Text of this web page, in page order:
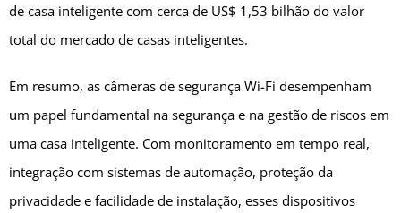
de casa inteligente com cerca de US$ 1,53 bilhão do valor
total do mercado de casas inteligentes.
Em resumo, as câmeras de segurança Wi-Fi desempenham
um papel fundamental na segurança e na gestão de riscos em
uma casa inteligente. Com monitoramento em tempo real,
integração com sistemas de automação, proteção da
privacidade e facilidade de instalação, esses dispositivos